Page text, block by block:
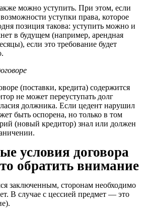
можно уступить. При этом, если
уступки права, которое
позиция такова: уступить можно и
в будущем (например, арендная
если это требование будет
(поставки, кредита) содержится
не может переуступать долг
должника. Если цедент нарушил
быть оспорена, но только в том
(новый кредитор) знал или должен
условия договора
обратить внимание
заключенным, сторонам необходимо
В случае с цессией предмет — это